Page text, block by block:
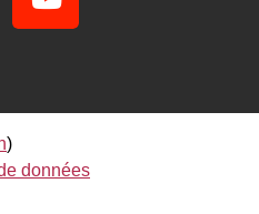
)
données